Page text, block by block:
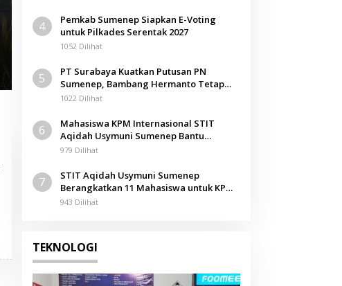
4
Pemkab Sumenep Siapkan E-Voting
untuk Pilkades Serentak 2027
1052 Dilihat
5
PT Surabaya Kuatkan Putusan PN
Sumenep, Bambang Hermanto Tetap
Dinyatakan Pemilik Sah Tanah di
1022 Dilihat
6
Mahasiswa KPM Internasional STIT
Aqidah Usymuni Sumenep Bantu
Pengurusan Jenazah WNI di Malaysia
979 Dilihat
7
STIT Aqidah Usymuni Sumenep
Berangkatkan 11 Mahasiswa untuk KPM
Internasional di Malaysia
943 Dilihat
TEKNOLOGI